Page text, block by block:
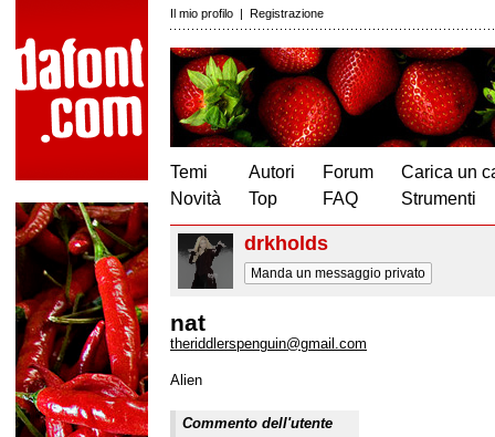
Il mio profilo | Registrazione
Temi
Novità
Autori
Top
Forum
FAQ
Carica un
Strumenti
drkholds
Manda un messaggio privato
nat
theriddlerspenguin@gmail.com
Alien
Commento dell'utente